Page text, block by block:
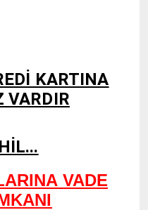
KARTINA
VARDIR
VADE